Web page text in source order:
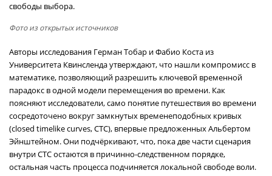
свободы выбора.
Фото из открытых источников
Авторы исследования Герман Тобар и Фабио Коста из
Университета Квинсленда утверждают, что нашли компромисс в
математике, позволяющий разрешить ключевой временной
парадокс в одной модели перемещения во времени. Как
поясняют исследователи, само понятие путешествия во времени
сосредоточено вокруг замкнутых временеподобных кривых
(closed timelike curves, CTC), впервые предложенных Альбертом
Эйнштейном. Они подчёркивают, что, пока две части сценария
внутри CTC остаются в причинно-следственном порядке,
остальная часть процесса подчиняется локальной свободе воли.